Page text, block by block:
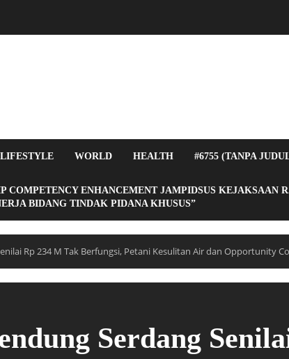
LIFESTYLE WORLD HEALTH #6755 (TANPA
COMPETENCY ENHANCEMENT JAMPIDSUS KEJAKSAAN
BIDANG TINDAK PIDANA KHUSUS”
Rp 234 M Tak Berfungsi, Petani Kesulitan Air dan Opportunity
Serdang